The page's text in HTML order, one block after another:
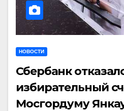
НОВОСТИ
Сбербанк
избирательный
Мосгордуму